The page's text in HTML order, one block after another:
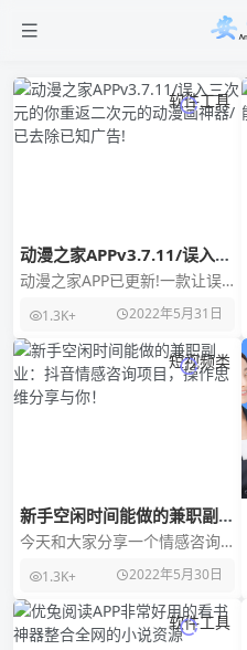
软件工具
动漫之家APPv3.7.11/误入三
次元的你重返二次元的动漫画
神器/已去除已知广告!
动漫之家APP已更新!一款让误
入三次元的你重返二次元的动
漫画神器！无论你是宅男腐
女、高富帅白富美、直
1.3K+ 2022年5月31日
短视频类
新手空闲时间能做的兼职副
业：抖音情感咨询项目，操作
思维分享与你！
今天和大家分享一个情感咨询
么很厉害的导师，或者有多少
年的经验的才能操作，只
1.3K+ 2022年5月30日
软件工具